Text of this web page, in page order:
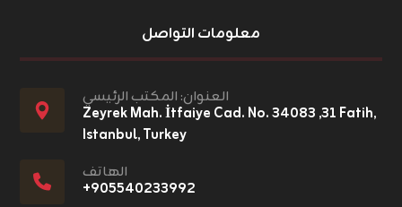
معلومات التواصل
العنوان: المكتب الرئيسي
Zeyrek Mah. İtfaiye Cad. No. ٣١, ٣٤٠٨٣ Fatih,
Istanbul, Turkey
الهاتف
+٩٠٥٥٤٠٢٣٣٩٩٢